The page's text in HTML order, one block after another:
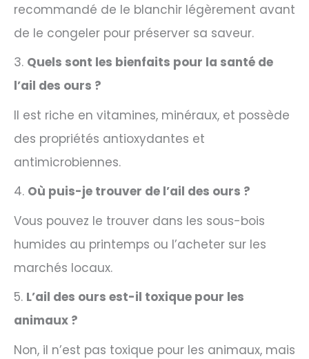
recommandé de le blanchir légèrement avant
de le congeler pour préserver sa saveur.
3. Quels sont les bienfaits pour la santé de
l’ail des ours ?
Il est riche en vitamines, minéraux, et possède
des propriétés antioxydantes et
antimicrobiennes.
4. Où puis-je trouver de l’ail des ours ?
Vous pouvez le trouver dans les sous-bois
humides au printemps ou l’acheter sur les
marchés locaux.
5. L’ail des ours est-il toxique pour les
animaux ?
Non, il n’est pas toxique pour les animaux, mais